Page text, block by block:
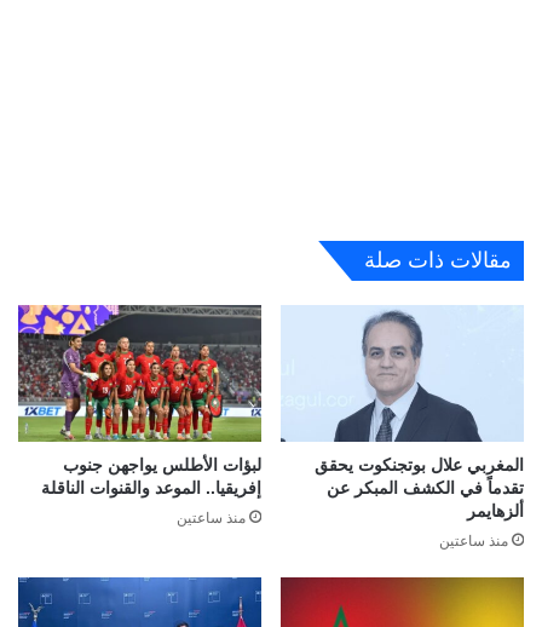
مقالات ذات صلة
المغربي علال بوتجنكوت يحقق
تقدماً في الكشف المبكر عن
ألزهايمر
منذ ساعتين
لبؤات الأطلس يواجهن جنوب
إفريقيا.. الموعد والقنوات الناقلة
منذ ساعتين